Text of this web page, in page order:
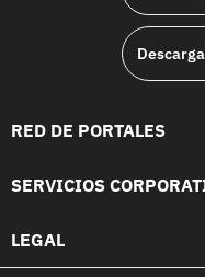
RED DE PORTALES
SERVICIOS
LEGAL